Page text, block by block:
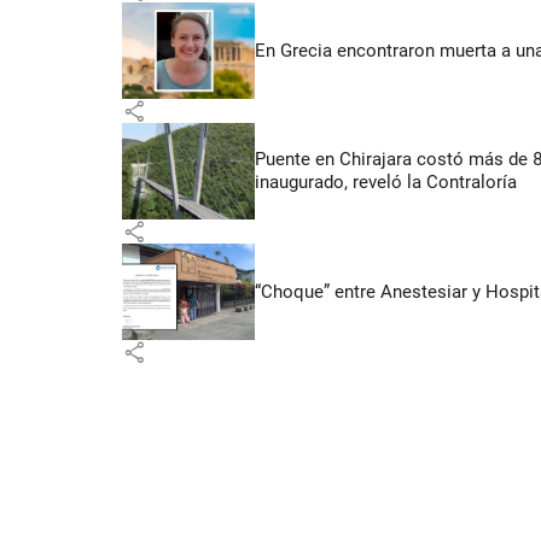
En Grecia encontraron muerta a
share
Puente en Chirajara costó más
inaugurado, reveló la Contraloría
share
“Choque” entre Anestesiar y
share